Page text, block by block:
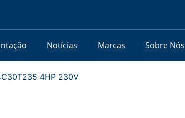
Notícias Marcas Sobre Nós
4HP 230V